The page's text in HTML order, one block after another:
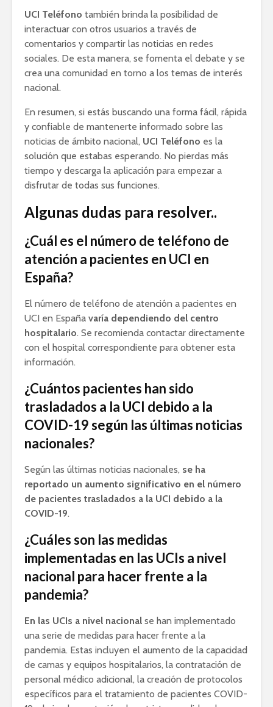
UCI Teléfono también brinda la posibilidad de
interactuar con otros usuarios a través de
comentarios y compartir las noticias en redes
sociales. De esta manera, se fomenta el debate y se
crea una comunidad en torno a los temas de interés
nacional.
En resumen, si estás buscando una forma fácil, rápida
y confiable de mantenerte informado sobre las
noticias de ámbito nacional, UCI Teléfono es la
solución que estabas esperando. No pierdas más
tiempo y descarga la aplicación para empezar a
disfrutar de todas sus funciones.
Algunas dudas para resolver..
¿Cuál es el número de teléfono de
atención a pacientes en UCI en
España?
El número de teléfono de atención a pacientes en
UCI en España varía dependiendo del centro
hospitalario. Se recomienda contactar directamente
con el hospital correspondiente para obtener esta
información.
¿Cuántos pacientes han sido
trasladados a la UCI debido a la
COVID-19 según las últimas noticias
nacionales?
Según las últimas noticias nacionales, se ha
reportado un aumento significativo en el número
de pacientes trasladados a la UCI debido a la
COVID-19.
¿Cuáles son las medidas
implementadas en las UCIs a nivel
nacional para hacer frente a la
pandemia?
En las UCIs a nivel nacional se han implementado
una serie de medidas para hacer frente a la
pandemia. Estas incluyen el aumento de la capacidad
de camas y equipos hospitalarios, la contratación de
personal médico adicional, la creación de protocolos
específicos para el tratamiento de pacientes COVID-